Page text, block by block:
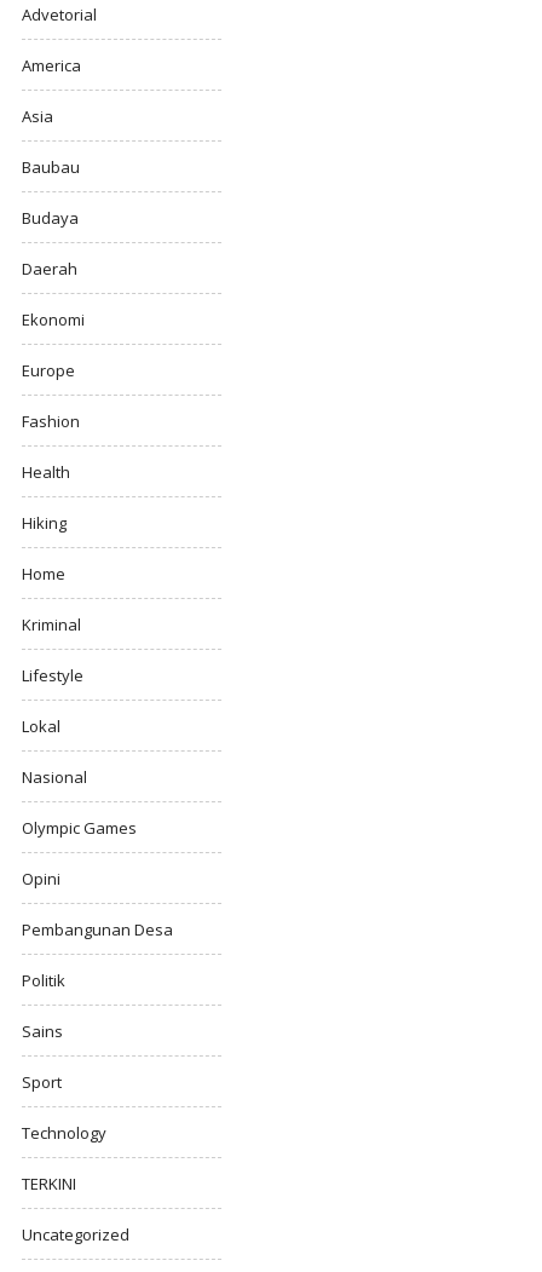
Advetorial
America
Asia
Baubau
Budaya
Daerah
Ekonomi
Europe
Fashion
Health
Hiking
Home
Kriminal
Lifestyle
Lokal
Nasional
Olympic Games
Opini
Pembangunan Desa
Politik
Sains
Sport
Technology
TERKINI
Uncategorized